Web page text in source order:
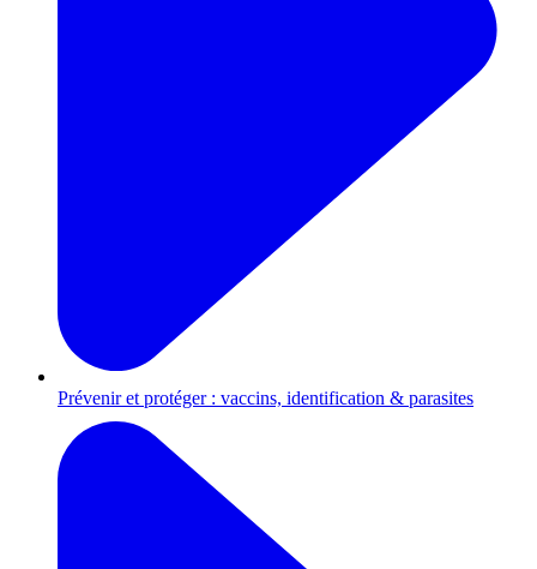
Prévenir et protéger : vaccins, identification & parasites